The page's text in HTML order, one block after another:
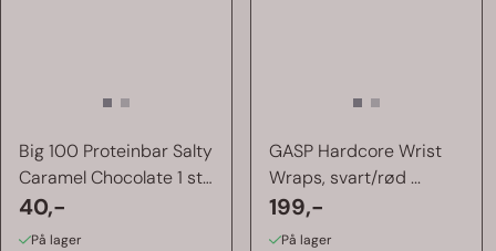
Big 100 Proteinbar Salty
Caramel Chocolate 1 stk
...
40,-
På lager
GASP Hardcore Wrist
Wraps, svart/rød ...
199,-
På lager